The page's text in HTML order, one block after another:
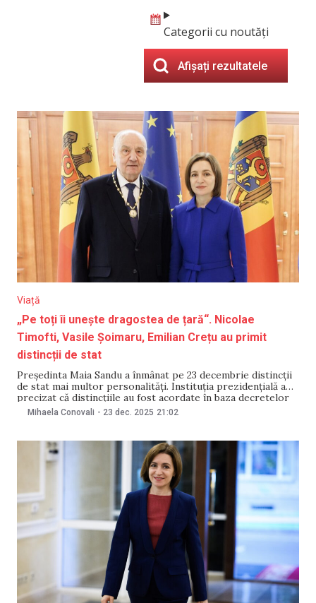
Categorii cu noutăți
Afișați rezultatele
Viață
„Pe toți îi unește dragostea de țară“. Nicolae
Timofti, Vasile Șoimaru, Emilian Crețu au primit
distincții de stat
Președinta Maia Sandu a înmânat pe 23 decembrie distincții
de stat mai multor personalități. Instituția prezidențială a
precizat că distincțiile au fost acordate în baza decretelor
semnate de șefa statului pe parcursul anului 2025. Potrivit
Timofti,
Mihaela Conovali - 23 dec. 2025 21:02